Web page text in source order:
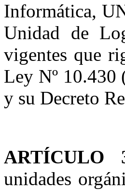
Informática,
Unidad de
vigentes que
Ley Nº 10.430
y su Decreto
ARTÍCULO
unidades